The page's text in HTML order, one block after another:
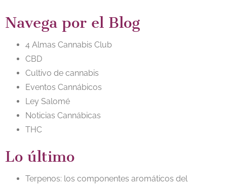
Navega por el Blog
4 Almas Cannabis Club
CBD
Cultivo de cannabis
Eventos Cannábicos
Ley Salomé
Noticias Cannábicas
THC
Lo último
Terpenos: los componentes aromáticos del